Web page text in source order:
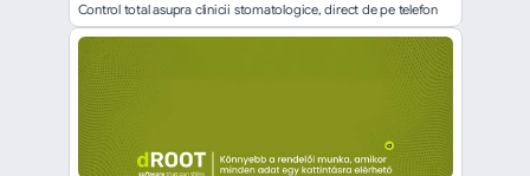
Control total asupra clinicii stomatologice, direct de pe telefon